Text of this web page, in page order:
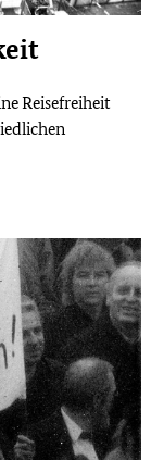
Reisefreiheit